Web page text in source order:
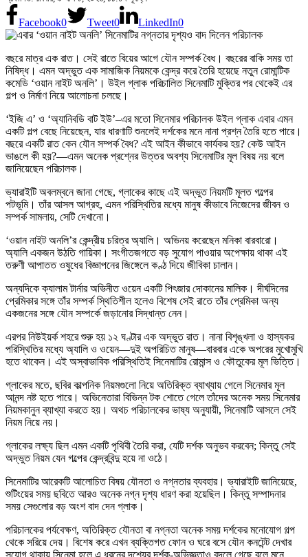
Facebook0 Tweet0 LinkedIn0
বছরে মাত্র এক রাত। সেই রাতে বিয়ের আগে যৌন সম্পর্ক বৈধ। বছরের বাকি সময় তা
নিষিদ্ধ। এমন অদ্ভুত এক সামাজিক নিয়মকে কেন্দ্র করে তৈরি হয়েছে নতুন রোমান্টিক
কমেডি ‘ওয়ান নাইট অনলি’। উইল গ্লাক পরিচালিত সিনেমাটি মুক্তির পর থেকেই এর
গল্প ও নির্মাণ নিয়ে আলোচনা চলছে।
‘ইজি এ’ ও ‘অ্যানিবডি বাট ইউ’–এর মতো সিনেমার পরিচালক উইল গ্লাক এবার এমন
একটি গল্প বেছে নিয়েছেন, যার ধারণাটি শুনলেই দর্শকের মনে নানা প্রশ্ন তৈরি হতে পারে।
বছরে একটি রাত কেন যৌন সম্পর্ক বৈধ? এই আইন কীভাবে কার্যকর হয়? কেউ আইন
ভাঙলে কী হয়?—এমন অনেক প্রশ্নের উত্তর অবশ্য সিনেমাটির মূল বিষয় নয় বলে
জানিয়েছেন পরিচালক।
ভ্যারাইটি অবলম্বনে জানা গেছে, গ্লাকের কাছে এই অদ্ভুত নিয়মটি মূলত গল্পের
পটভূমি। তাঁর আসল আগ্রহ, এমন পরিস্থিতির মধ্যে মানুষ কীভাবে নিজেদের জীবন ও
সম্পর্ক সামলায়, সেটি দেখানো।
‘ওয়ান নাইট অনলি’র কেন্দ্রীয় চরিত্র অ্যালি। অভিনয় করেছেন মনিকা বারবারো।
অ্যালি একজন উঠতি গায়িকা। সংগীতজগতে বড় সুযোগ পাওয়ার অপেক্ষায় থাকা এই
তরুণী আপাতত ওষুধের বিজ্ঞাপনের জিঙ্গেলে কণ্ঠ দিয়ে জীবিকা চালান।
অন্যদিকে ক্যালাম টার্নার অভিনীত ওয়েন একটি পিৎজার দোকানের মালিক। দীর্ঘদিনের
প্রেমিকার সঙ্গে তাঁর সম্পর্ক স্থিতিশীল হলেও বিশেষ সেই রাতে তাঁর প্রেমিকা অন্য
একজনের সঙ্গে যৌন সম্পর্কে জড়ানোর সিদ্ধান্ত নেন।
এরপর নিউইয়র্ক শহরে শুরু হয় ১২ ঘণ্টার এক অদ্ভুত রাত। নানা বিশৃঙ্খলা ও হাস্যকর
পরিস্থিতির মধ্যে অ্যালি ও ওয়েন—দুই অপরিচিত মানুষ—বারবার একে অপরের মুখোমুখি
হতে থাকেন। এই অস্বাভাবিক পরিস্থিতিই সিনেমাটির রোমান্স ও কৌতুকের মূল ভিত্তি।
গ্লাকের মতে, ছবির কাল্পনিক নিয়মগুলো নিয়ে অতিরিক্ত ব্যাখ্যায় গেলে সিনেমার মূল
আনন্দ নষ্ট হতে পারে। অভিনেতারা বিভিন্ন টক শোতে গেলে তাঁদের অনেক সময় সিনেমার
নিয়মকানুন ব্যাখ্যা করতে হয়। অথচ পরিচালকের ভাষ্য অনুযায়ী, সিনেমাটি আসলে সেই
নিয়ম নিয়ে নয়।
গ্লাকের লক্ষ্য ছিল এমন একটি পৃথিবী তৈরি করা, যেটি দর্শক অনুভব করবেন; কিন্তু সেই
অদ্ভুত নিয়ম যেন গল্পের কেন্দ্রবিন্দু হয়ে না ওঠে।
সিনেমাটির আরেকটি আলোচিত বিষয় যৌনতা ও নগ্নতার ব্যবহার। ভ্যারাইটি জানিয়েছে,
শুটিংয়ের সময় ছবিতে আরও অনেক নগ্ন দৃশ্য ধারণ করা হয়েছিল। কিন্তু সম্পাদনার
সময় সেগুলোর বড় অংশ বাদ দেন গ্লাক।
পরিচালকের পর্যবেক্ষণ, অতিরিক্ত যৌনতা বা নগ্নতা অনেক সময় দর্শকের মনোযোগ গল্প
থেকে সরিয়ে দেয়। বিশেষ করে এখন ব্যক্তিগত ফোন ও ঘরে বসে যৌন কনটেন্ট দেখার
সুযোগ থাকায় সিনেমা হলে এ ধরনের দৃশ্যের দর্শক-অভিজ্ঞতাও বদলে গেছে বলে মনে